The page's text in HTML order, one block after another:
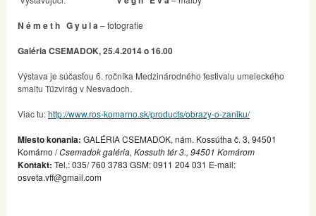
N é m e t h G y u l a– fotografie
Galéria CSEMADOK, 25.4.2014 o 16.00
Výstava je súčasťou 6. ročníka Medzinárodného festivalu umeleckého
smaltu Tűzvirág v Nesvadoch.
Viac tu:http://www.ros-komarno.sk/products/obrazy-o-zaniku/
Miesto konania: GALÉRIA CSEMADOK, nám. Kossútha č. 3, 94501
Komárno /Csemadok galéria, Kossuth tér 3., 94501 Komárom
Kontakt: Tel.: 035/ 760 3783 GSM: 0911 204 031 E-mail:
osveta.vff@gmail.com